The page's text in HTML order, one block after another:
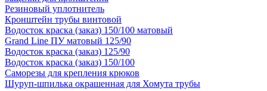
Резиновый уплотнитель
Кронштейн трубы винтовой
Водосток краска (заказ) 150/100 матовый
Grand Line ПУ матовый 125/90
Водосток краска (заказ) 125/90
Водосток краска (заказ) 150/100
Саморезы для крепления крюков
Шуруп-шпилька окрашенная для Хомута трубы